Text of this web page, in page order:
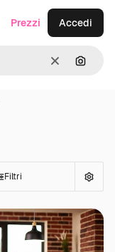
CancellaCerca
Prezzi Accedi
Filtri